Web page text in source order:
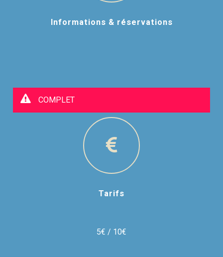
Informations & réservations
COMPLET
Tarifs
5€ / 10€